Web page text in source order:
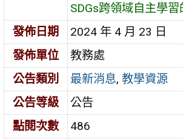
SDGs跨領域自主學習
發佈日期
2024 年 4 月 23 日
發佈單位
教務處
公告類別
最新消息,教學資源
公告等級
公告
點閱次數
486